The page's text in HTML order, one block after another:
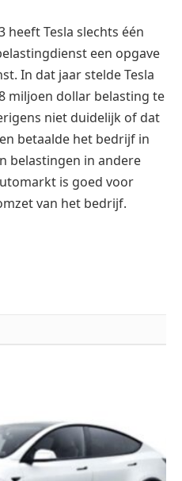
heeft Tesla slechts één
een opgave
In dat jaar stelde Tesla
miljoen dollar belasting te
niet duidelijk of dat
betaalde het bedrijf in
belastingen in andere
is goed voor
van het bedrijf.